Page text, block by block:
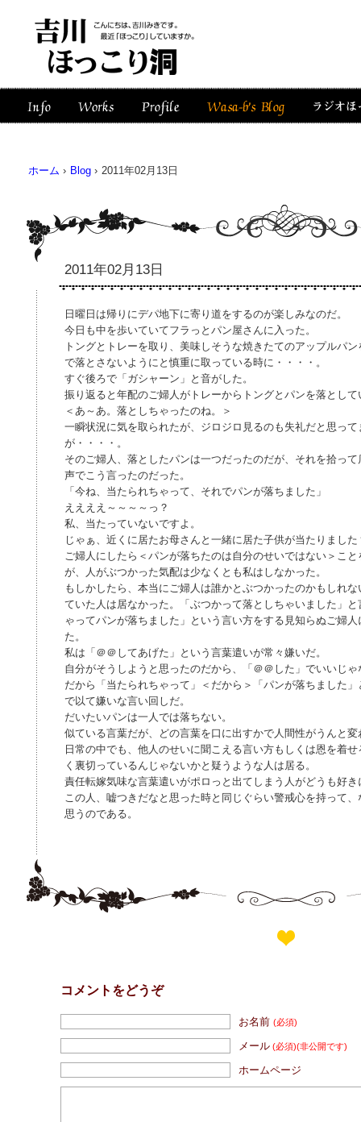
ホーム › Blog › 2011年02月13日
2011年02月13日
日曜日は帰りにデパ地下に寄り道をするのが楽しみなのだ。
今日も中を歩いていてフラっとパン屋さんに入った。
トングとトレーを取り、美味しそうな焼きたてのアップルパ
で落とさないようにと慎重に取っている時に・・・・。
すぐ後ろで「ガシャーン」と音がした。
振り返ると年配のご婦人がトレーからトングとパンを落とし
＜あ～あ。落としちゃったのね。＞
一瞬状況に気を取られたが、ジロジロ見るのも失礼だと思っ
が・・・・。
そのご婦人、落としたパンは一つだったのだが、それを拾っ
声でこう言ったのだった。
「今ね、当たられちゃって、それでパンが落ちました」
ええええ～～～～っ？
私、当たっていないですよ。
じゃぁ、近くに居たお母さんと一緒に居た子供が当たりました
ご婦人にしたら＜パンが落ちたのは自分のせいではない＞こ
が、人がぶつかった気配は少なくとも私はしなかった。
もしかしたら、本当にご婦人は誰かとぶつかったのかもしれ
ていた人は居なかった。「ぶつかって落としちゃいました」
ゃってパンが落ちました」という言い方をする見知らぬご婦
た。
私は「＠＠してあげた」という言葉遣いが常々嫌いだ。
自分がそうしようと思ったのだから、「＠＠した」でいいじ
だから「当たられちゃって」＜だから＞「パンが落ちました
で以て嫌いな言い回しだ。
だいたいパンは一人では落ちない。
似ている言葉だが、どの言葉を口に出すかで人間性がうんと
日常の中でも、他人のせいに聞こえる言い方もしくは恩を着
く裏切っているんじゃないかと疑うような人は居る。
責任転嫁気味な言葉遣いがポロっと出てしまう人がどうも好き
この人、嘘つきだなと思った時と同じぐらい警戒心を持って
思うのである。
コメントをどうぞ
お名前(必須)
メール (必須)(非公開です)
ホームページ